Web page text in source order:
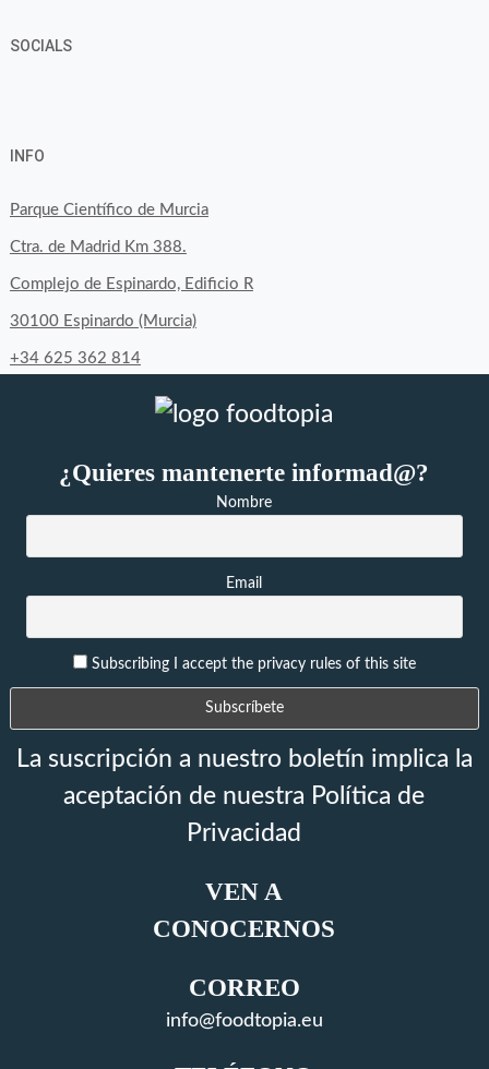
SOCIALS
byfoodtopia
en
Facebook
byfoodtopia
en
Twitter
byfoodtopia
en
Instagram
INFO
Parque Científico de Murcia
Ctra. de Madrid Km 388.
Complejo de Espinardo, Edificio R
30100 Espinardo (Murcia)
+34 625 362 814
¿Quieres mantenerte informad@?
Nombre
Email
Subscribing I accept the privacy rules of this site
La suscripción a nuestro boletín implica la
aceptación de nuestra Política de
Privacidad
VEN A
CONOCERNOS
CORREO
info@foodtopia.eu